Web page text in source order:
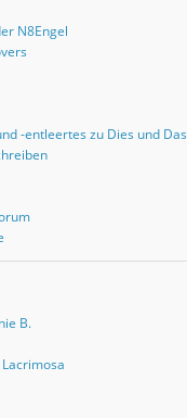
N8Engel
-entleertes zu Dies und Das
B.